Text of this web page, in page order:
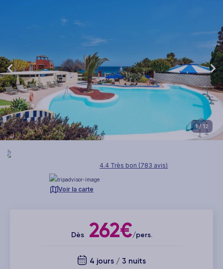
1/ 12
4.4 Très bon (783 avis)
Voir la carte
Dès262€/pers.
4 jours / 3 nuits